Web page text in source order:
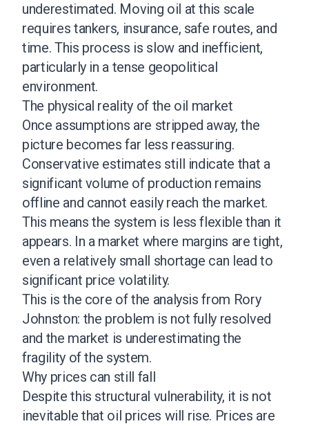
underestimated. Moving oil at this scale
requires tankers, insurance, safe routes, and
time. This process is slow and inefficient,
particularly in a tense geopolitical
environment.
The physical reality of the oil market
Once assumptions are stripped away, the
picture becomes far less reassuring.
Conservative estimates still indicate that a
significant volume of production remains
offline and cannot easily reach the market.
This means the system is less flexible than it
appears. In a market where margins are tight,
even a relatively small shortage can lead to
significant price volatility.
This is the core of the analysis from Rory
Johnston: the problem is not fully resolved
and the market is underestimating the
fragility of the system.
Why prices can still fall
Despite this structural vulnerability, it is not
inevitable that oil prices will rise. Prices are